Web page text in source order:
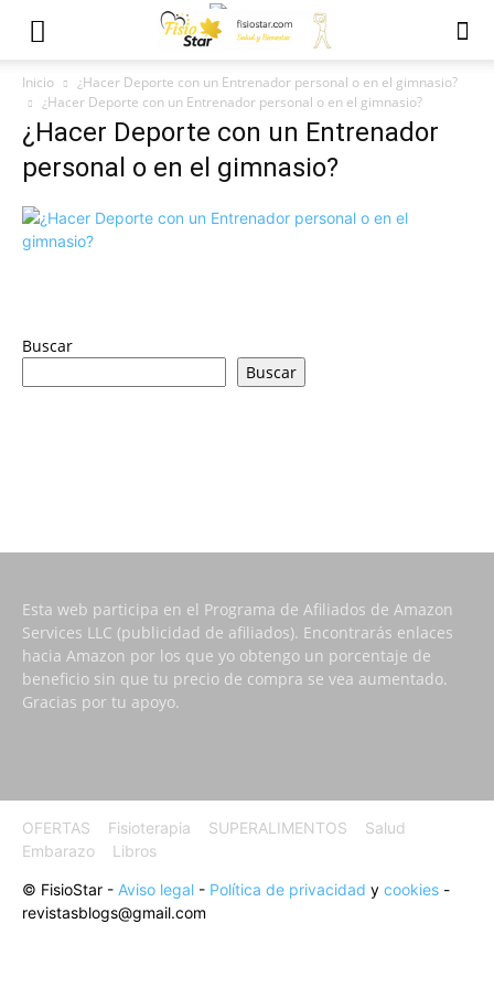
Inicio
¿Hacer Deporte con un Entrenador personal o en el gimnasio?
¿Hacer Deporte con un Entrenador personal o en el gimnasio?
¿Hacer Deporte con un Entrenador
personal o en el gimnasio?
Buscar
Buscar
Esta web participa en el Programa de Afiliados de Amazon
Services LLC (publicidad de afiliados). Encontrarás enlaces
hacia Amazon por los que yo obtengo un porcentaje de
beneficio sin que tu precio de compra se vea aumentado.
Gracias por tu apoyo.
OFERTAS Fisioterapia SUPERALIMENTOS
Salud
Embarazo
Libros
© FisioStar - Aviso legal - Política de privacidad y cookies -
revistasblogs@gmail.com